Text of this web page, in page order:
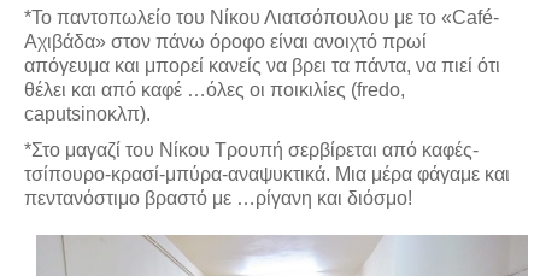
*Το παντοπωλείο του Νίκου Λιατσόπουλου με το «Café-
Αχιβάδα» στον πάνω όροφο είναι ανοιχτό πρωί
απόγευμα και μπορεί κανείς να βρει τα πάντα, να πιεί ότι
θέλει και από καφέ …όλες οι ποικιλίες (fredo,
caputsinoκλπ).
*Στο μαγαζί του Νίκου Τρουπή σερβίρεται από καφές-
τσίπουρο-κρασί-μπύρα-αναψυκτικά. Μια μέρα φάγαμε και
πεντανόστιμο βραστό με …ρίγανη και διόσμο!